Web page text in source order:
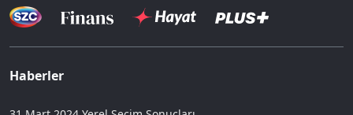
Haberler